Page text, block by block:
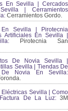
En Sevilla | Cercados
| Cerramientos
Cerramientos Gordo.
En Sevilla | Pirotecnia
Artificiales En Sevilla |
Pirotecnia San
De Novia Sevilla |
Sevilla | Tiendas De
De Novia En Sevilla:
Eléctricas Sevilla | Como
De La Luz:3M